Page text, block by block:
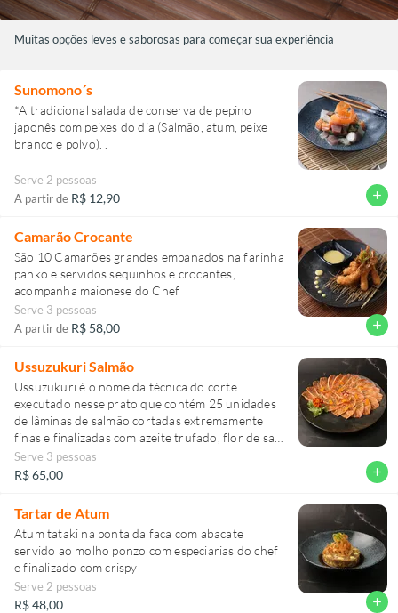
Muitas opções leves e saborosas para começar sua experiência
Sunomono´s
*A tradicional salada de conserva de pepino
japonês com peixes do dia (Salmão, atum, peixe
branco e polvo). .
Serve 2 pessoas
A partir de R$ 12,90 add
Camarão Crocante
São 10 Camarões grandes empanados na farinha
panko e servidos sequinhos e crocantes,
acompanha maionese do Chef
Serve 3 pessoas
A partir de R$ 58,00 add
Ussuzukuri Salmão
Ussuzukuri é o nome da técnica do corte
executado nesse prato que contém 25 unidades
de lâminas de salmão cortadas extremamente
finas e finalizadas com azeite trufado, flor de sal
e raspa de limão siciliano.
Serve 3 pessoas
R$ 65,00 add
Tartar de Atum
Atum tataki na ponta da faca com abacate
servido ao molho ponzo com especiarias do chef
e finalizado com crispy
Serve 2 pessoas
R$ 48,00 add